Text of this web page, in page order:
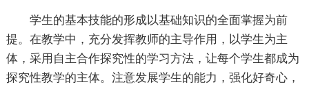
学生的基本技能的形成以基础知识的全面掌握为前
提。在教学中，充分发挥教师的主导作用，以学生为主
体，采用自主合作探究性的学习方法，让每个学生都成为
探究性教学的主体。注意发展学生的能力，强化好奇心，